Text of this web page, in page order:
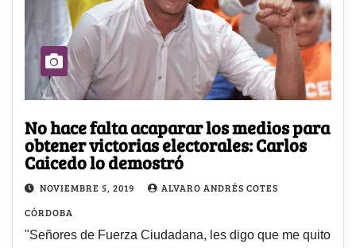
No hace falta acaparar los medios para
obtener victorias electorales: Carlos
Caicedo lo demostró
NOVIEMBRE 5, 2019
ALVARO ANDRÉS COTES
CÓRDOBA
"Señores de Fuerza Ciudadana, les digo que me quito